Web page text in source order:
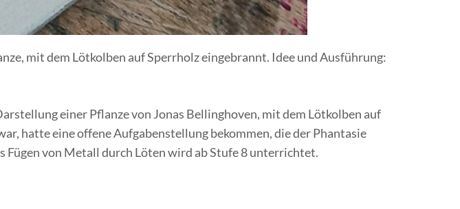
mit dem Lötkolben auf Sperrholz eingebrannt. Idee und Ausführung:
einer Pflanze von Jonas Bellinghoven, mit dem Lötkolben auf
hatte eine offene Aufgabenstellung bekommen, die der Phantasie
Fügen von Metall durch Löten wird ab Stufe 8 unterrichtet.